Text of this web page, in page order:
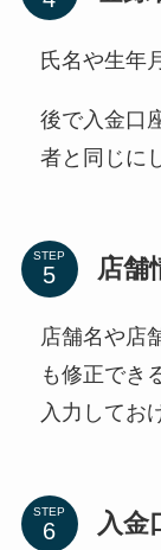
氏名や生年
後で入金口
者と同じに
STEP 店舗
店舗名や店
も修正でき
入力してお
STEP 入金